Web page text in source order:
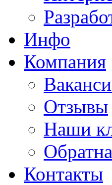
Инфо
Компания
Отзывы
Наши
Контакты